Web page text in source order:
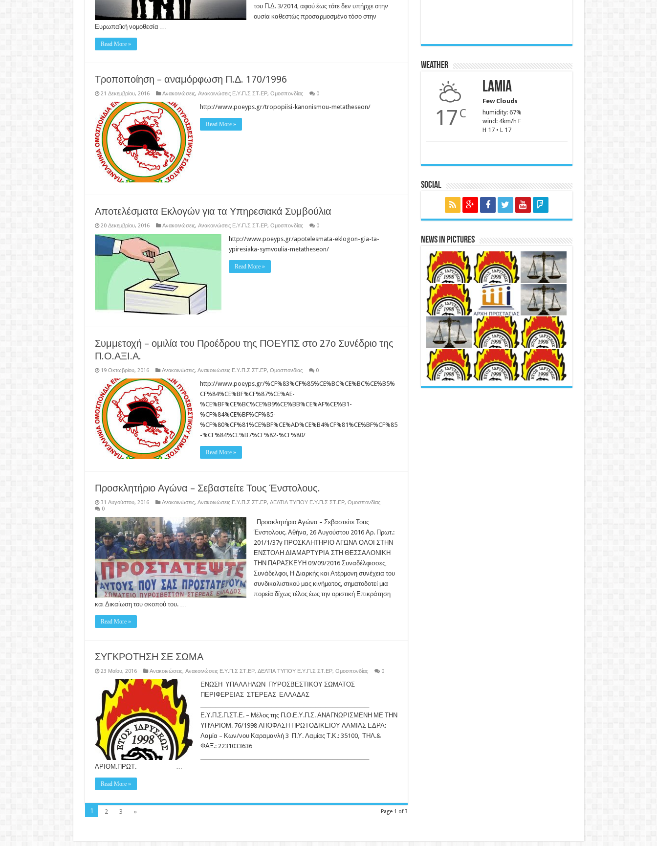
του Π.Δ. 3/2014, αφού έως τότε δεν υπήρχε στην
ουσία καθεστώς προσαρμοσμένο τόσο στην
Ευρωπαϊκή νομοθεσία …
Read More »
Τροποποίηση – αναμόρφωση Π.Δ. 170/1996
21 Δεκεμβρίου, 2016 Ανακοινώσεις, Ανακοινώσεις Ε.Υ.Π.Σ ΣΤ.ΕΡ, Ομοσπονδίας 0
http://www.poeyps.gr/tropopiisi-kanonismou-metatheseon/
Read More »
Αποτελέσματα Εκλογών για τα Υπηρεσιακά Συμβούλια
20 Δεκεμβρίου, 2016 Ανακοινώσεις, Ανακοινώσεις Ε.Υ.Π.Σ ΣΤ.ΕΡ, Ομοσπονδίας 0
http://www.poeyps.gr/apotelesmata-eklogon-gia-ta-
ypiresiaka-symvoulia-metatheseon/
Read More »
Συμμετοχή – ομιλία του Προέδρου της ΠΟΕΥΠΣ στο 27ο Συνέδριο της
Π.Ο.ΑΞΙ.Α.
19 Οκτωβρίου, 2016 Ανακοινώσεις, Ανακοινώσεις Ε.Υ.Π.Σ ΣΤ.ΕΡ, Ομοσπονδίας 0
http://www.poeyps.gr/%CF%83%CF%85%CE%BC%CE%BC%CE%B5%
CF%84%CE%BF%CF%87%CE%AE-
%CE%BF%CE%BC%CE%B9%CE%BB%CE%AF%CE%B1-
%CF%84%CE%BF%CF%85-
%CF%80%CF%81%CE%BF%CE%AD%CE%B4%CF%81%CE%BF%CF%85
-%CF%84%CE%B7%CF%82-%CF%80/
Read More »
Προσκλητήριο Αγώνα – Σεβαστείτε Τους Ένστολους.
31 Αυγούστου, 2016 Ανακοινώσεις, Ανακοινώσεις Ε.Υ.Π.Σ ΣΤ.ΕΡ, ΔΕΛΤΙΑ ΤΥΠΟΥ Ε.Υ.Π.Σ ΣΤ.ΕΡ, Ομοσπονδίας
0
Προσκλητήριο Αγώνα – Σεβαστείτε Τους
Ένστολους. Αθήνα, 26 Αυγούστου 2016 Αρ. Πρωτ.:
201/1/37γ ΠΡΟΣΚΛΗΤΗΡΙΟ ΑΓΩΝΑ ΟΛΟΙ ΣΤΗΝ
ΕΝΣΤΟΛΗ ΔΙΑΜΑΡΤΥΡΙΑ ΣΤΗ ΘΕΣΣΑΛΟΝΙΚΗ
ΤΗΝ ΠΑΡΑΣΚΕΥΗ 09/09/2016 Συναδέλφισσες,
Συνάδελφοι, Η Διαρκής και Ατέρμονη συνέχεια του
συνδικαλιστικού μας κινήματος, σηματοδοτεί μια
πορεία δίχως τέλος έως την οριστική Επικράτηση
και Δικαίωση του σκοπού του. …
Read More »
ΣΥΓΚΡΟΤΗΣΗ ΣΕ ΣΩΜΑ
23 Μαΐου, 2016 Ανακοινώσεις, Ανακοινώσεις Ε.Υ.Π.Σ ΣΤ.ΕΡ, ΔΕΛΤΙΑ ΤΥΠΟΥ Ε.Υ.Π.Σ ΣΤ.ΕΡ, Ομοσπονδίας 0
ΕΝΩΣΗ ΥΠΑΛΛΗΛΩΝ ΠΥΡΟΣΒΕΣΤΙΚΟΥ ΣΩΜΑΤΟΣ
ΠΕΡΙΦΕΡΕΙΑΣ ΣΤΕΡΕΑΣ ΕΛΛΑΔΑΣ
Ε.Υ.Π.Σ.Π.ΣΤ.Ε. – Μέλος της Π.Ο.Ε.Υ.Π.Σ. ΑΝΑΓΝΩΡΙΣΜΕΝΗ ΜΕ ΤΗΝ
ΥΠ’ΑΡΙΘΜ. 76/1998 ΑΠΟΦΑΣΗ ΠΡΩΤΟΔΙΚΕΙΟΥ ΛΑΜΙΑΣ ΕΔΡΑ:
Λαμία – Κων/νου Καραμανλή 3 Π.Υ. Λαμίας Τ.Κ.: 35100, ΤΗΛ.&
ΦΑΞ.: 2231033636
ΑΡΙΘΜ.ΠΡΩΤ. …
Read More »
Page 1 of 3
1 2 3 »
Weather
17 C
Lamia
Few Clouds
humidity: 67%
wind: 4km/h E
H 17 • L 17
Social
News in Pictures